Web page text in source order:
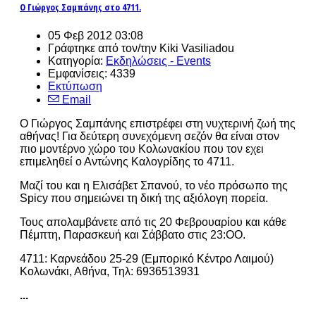
Ο Γιώργος Σαμπάνης στο 4711.
05 Φεβ 2012 03:08
Γράφτηκε από τον/την Kiki Vasiliadou
Κατηγορία: Εκδηλώσεις - Events
Εμφανίσεις: 4339
Εκτύπωση
Email
Ο Γιώργος Σαμπάνης επιστρέφει στη νυχτερινή ζωή της
αθήνας! Για δεύτερη συνεχόμενη σεζόν θα είναι στον
πιο μοντέρνο χώρο του Κολωνακίου που τον εχει
επιμεληθεί ο Αντώνης Καλογρίδης το 4711.
Μαζί του και η Ελισάβετ Σπανού, το νέο πρόσωπο της
Spicy που σημειώνει τη δική της αξιόλογη πορεία.
Τους απολαμβάνετε από τις 20 Φεβρουαρίου και κάθε
Πέμπτη, Παρασκευή και Σάββατο στις 23:ΟΟ.
4711: Καρνεάδου 25-29 (Εμπορικό Κέντρο Λαιμού)
Κολωνάκι, Αθήνα, Τηλ: 6936513931
...